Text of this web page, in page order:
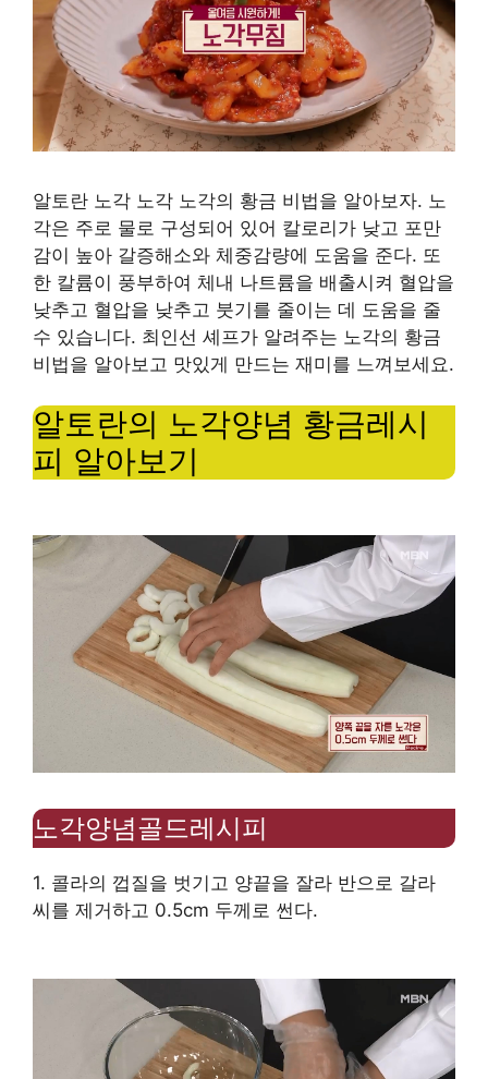
알토란 노각 노각 노각의 황금 비법을 알아보자. 노
각은 주로 물로 구성되어 있어 칼로리가 낮고 포만
감이 높아 갈증해소와 체중감량에 도움을 준다. 또
한 칼륨이 풍부하여 체내 나트륨을 배출시켜 혈압을
낮추고 혈압을 낮추고 붓기를 줄이는 데 도움을 줄
수 있습니다. 최인선 셰프가 알려주는 노각의 황금
비법을 알아보고 맛있게 만드는 재미를 느껴보세요.
알토란의 노각양념 황금레시
피 알아보기
노각양념골드레시피
1. 콜라의 껍질을 벗기고 양끝을 잘라 반으로 갈라
씨를 제거하고 0.5cm 두께로 썬다.